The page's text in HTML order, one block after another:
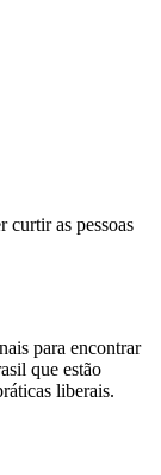
curtir as pessoas
para encontrar
que estão
liberais.